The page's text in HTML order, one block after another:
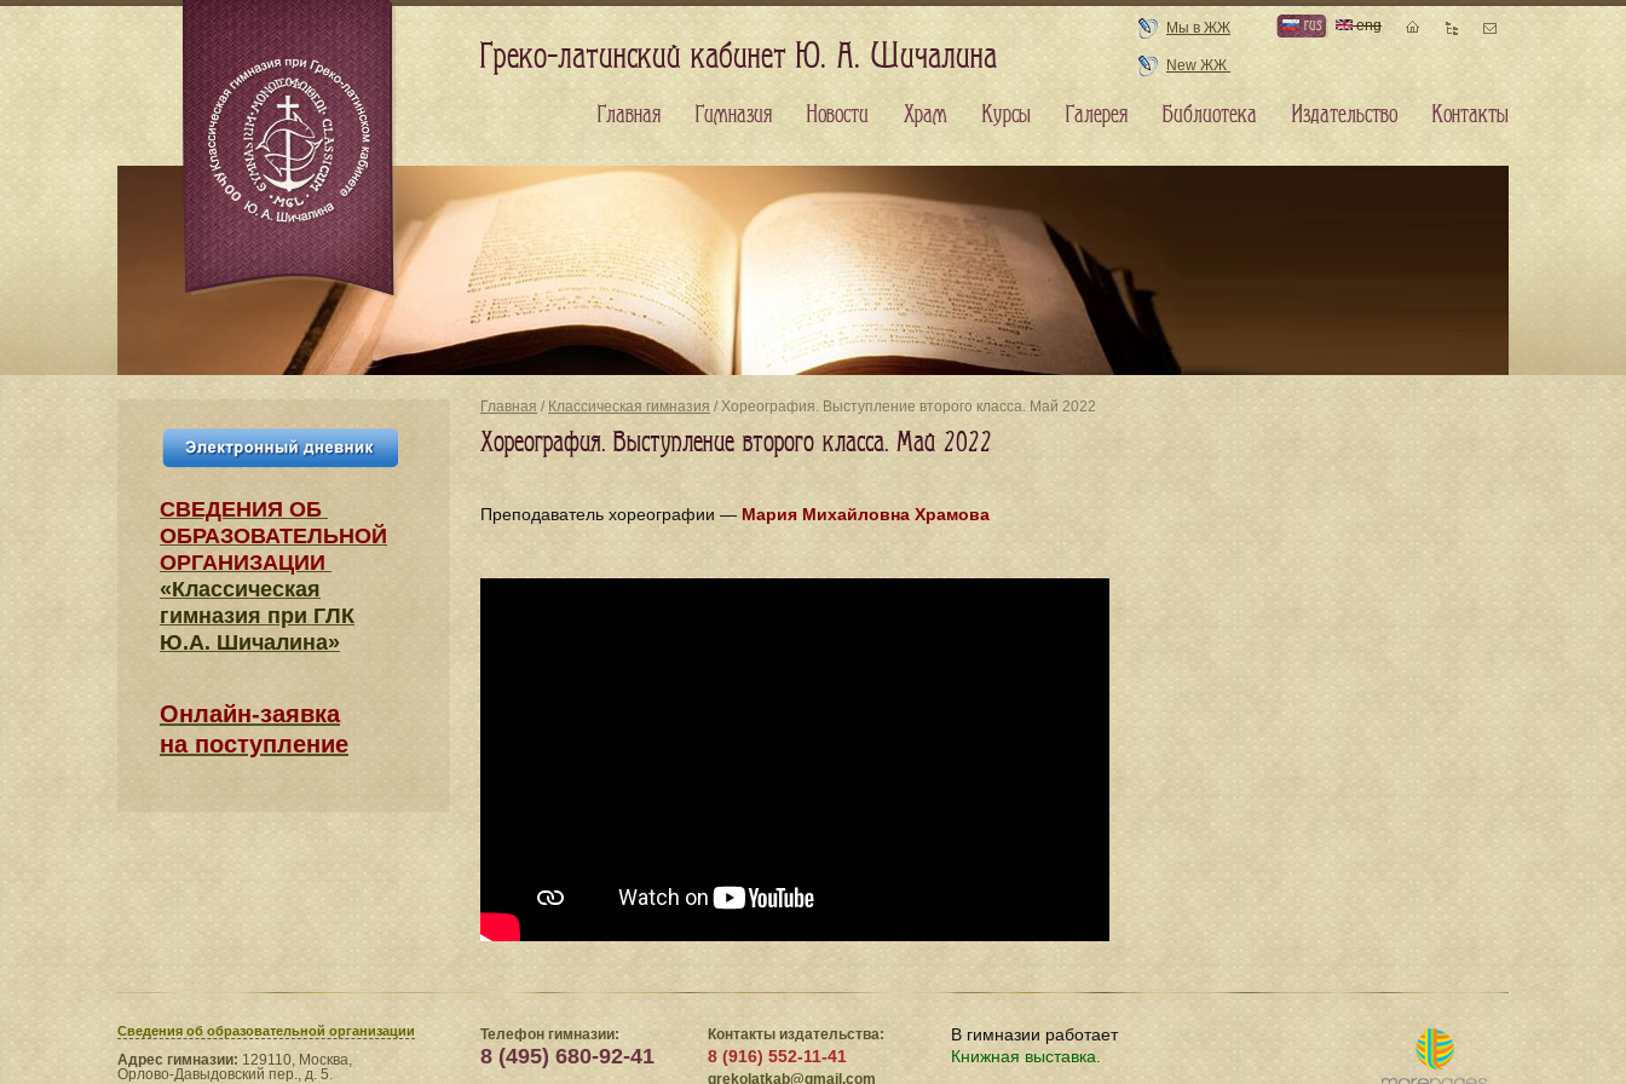
Главная / Классическая гимназия / Хореография. Выступление второго класса. Май 2022
Хореография. Выступление второго класса. Май 2022
Преподаватель хореографии — Мария Михайловна Храмова
СВЕДЕНИЯ​ ОБ
ОБРАЗОВАТЕЛЬНОЙ
ОРГАНИЗАЦИИ
«Классическая
гимназия при ГЛК
Ю.А. Шичалина»
Онлайн-заявка
на поступление
Сведения​ об образовательной организации
Адрес гимназии: 129110, Москва,
Орлово-Давыдовский пер., д. 5.
Телефон гимназии:
8 (495) 680-92-41
Контакты издательства:
8 (916) 552-11-41
grekolatkab@gmail.com
В гимназии работает
Книжная выставка.
Греко-латинский кабинет Ю. А. Шичалина
Мы в ЖЖ
New ЖЖ
rus eng
Главная Гимназия Новости Храм Курсы Галерея Библиотека Издательство Контакты